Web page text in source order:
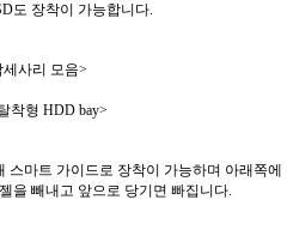
도 장착이 가능합니다.
세사리 모음>
착형 HDD bay>
마트 가이드로 장착이 가능하며 아래쪽에
을 빼내고 앞으로 당기면 빠집니다.